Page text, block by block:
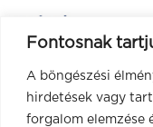
Fontosnak
A böngészési
hirdetések vagy
forgalom elemzése